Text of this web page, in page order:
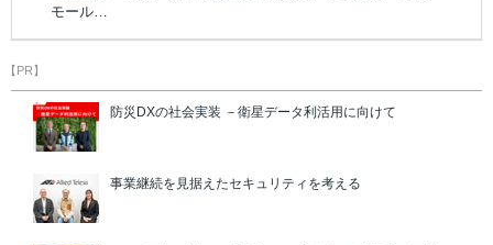
モール…
【PR】
防災DXの社会実装 －衛星データ利活用に向けて
事業継続を見据えたセキュリティを考える